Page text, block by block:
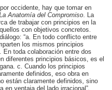
occidente, hay que tomar en
Anatomía del Compromiso. La
de trabajar con principios en la
con objetivos concretos.
“a. En todo conflicto entre
los mismos principios
toda colaboración entre dos
diferentes principios básicos, es el
c. Cuando los principios
definidos, eso obra en
están claramente definidos, sino
en ventaja del lado irracional”.